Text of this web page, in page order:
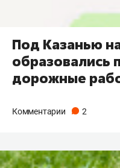
Под Казанью
образовались
дорожные
Комментарии 2